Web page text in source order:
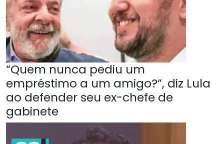
“Quem nunca pediu um
empréstimo a um amigo?”, diz Lula
ao defender seu ex-chefe de
gabinete